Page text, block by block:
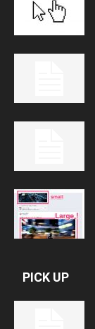
PICK UP